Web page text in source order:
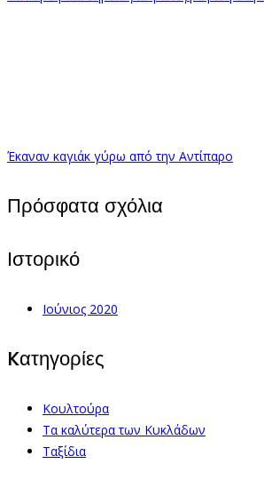
Έκαναν καγιάκ γύρω από την Αντίπαρο
Πρόσφατα σχόλια
Ιστορικό
Ιούνιος 2020
Kατηγορίες
Κουλτούρα
Τα καλύτερα των Κυκλάδων
Ταξίδια